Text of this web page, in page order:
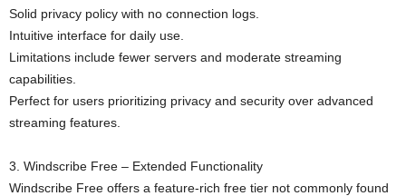
Solid privacy policy with no connection logs.
Intuitive interface for daily use.
Limitations include fewer servers and moderate streaming
capabilities.
Perfect for users prioritizing privacy and security over advanced
streaming features.
3. Windscribe Free – Extended Functionality
Windscribe Free offers a feature-rich free tier not commonly found